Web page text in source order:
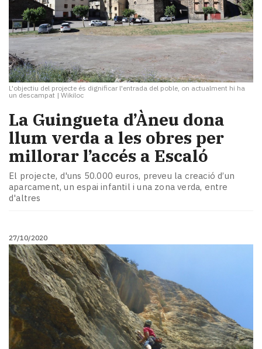
L'objectiu del projecte és dignificar l'entrada del poble, on actualment hi ha
un descampat | Wikiloc
La Guingueta d’Àneu dona
llum verda a les obres per
millorar l’accés a Escaló
El projecte, d'uns 50.000 euros, preveu la creació d’un
aparcament, un espai infantil i una zona verda, entre
d'altres
27/10/2020